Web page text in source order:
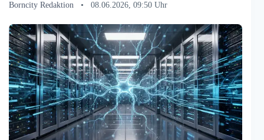
Borncity Redaktion • 08.06.2026, 09:50 Uhr